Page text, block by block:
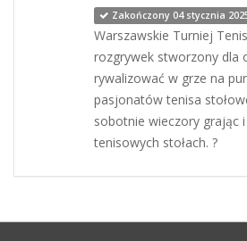
Zakończony 04 stycznia
Warszawskie Turniej
rozgrywek stworzony dla
rywalizować w grze na
pasjonatów tenisa
sobotnie wieczory grając
tenisowych stołach. ?